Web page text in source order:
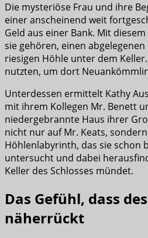
Die mysteriöse Frau und ihre
einer anscheinend weit
Geld aus einer Bank. Mit
sie gehören, einen
riesigen Höhle unter dem
nutzten, um dort
Unterdessen ermittelt Kathy
mit ihrem Kollegen Mr. Benett
niedergebrannte Haus ihrer
nicht nur auf Mr. Keats,
Höhlenlabyrinth, das sie schon
untersucht und dabei
Keller des Schlosses mündet.
Das Gefühl, dass
näherrückt